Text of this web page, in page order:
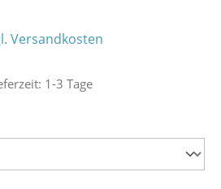
Versandkosten
1-3 Tage